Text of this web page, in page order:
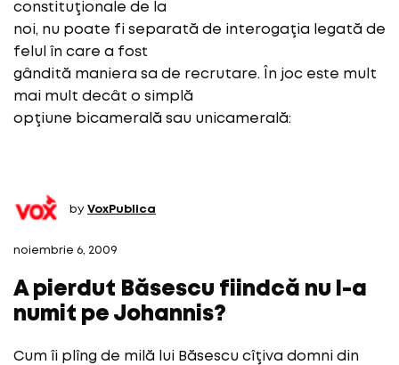
constituţionale de la
noi, nu poate fi separată de interogaţia legată de
felul în care a fost
gândită maniera sa de recrutare. În joc este mult
mai mult decât o simplă
opţiune bicamerală sau unicamerală:
by VoxPublica
noiembrie 6, 2009
A pierdut Băsescu fiindcă nu l-a
numit pe Johannis?
Cum îi plîng de milă lui Băsescu cîţiva domni din